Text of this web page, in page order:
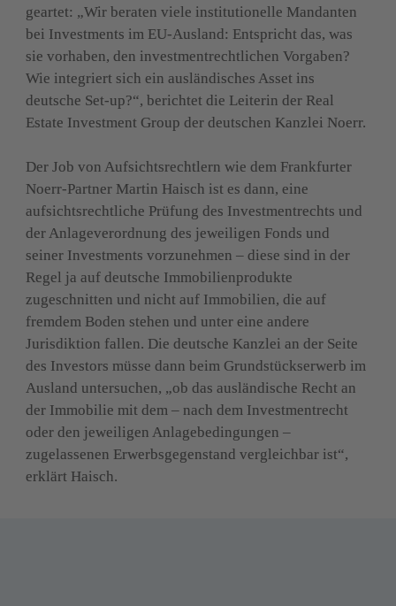
geartet: „Wir beraten viele institutionelle Mandanten
bei Investments im EU-Ausland: Entspricht das, was
sie vorhaben, den investmentrechtlichen Vorgaben?
Wie integriert sich ein ausländisches Asset ins
deutsche Set-up?“, berichtet die Leiterin der Real
Estate Investment Group der deutschen Kanzlei Noerr.
Der Job von Aufsichtsrechtlern wie dem Frankfurter
Noerr-Partner Martin Haisch ist es dann, eine
aufsichtsrechtliche Prüfung des Investmentrechts und
der Anlageverordnung des jeweiligen Fonds und
seiner Investments vorzunehmen – diese sind in der
Regel ja auf deutsche Immobilienprodukte
zugeschnitten und nicht auf Immobilien, die auf
fremdem Boden stehen und unter eine andere
Jurisdiktion fallen. Die deutsche Kanzlei an der Seite
des Investors müsse dann beim Grundstückserwerb im
Ausland untersuchen, „ob das ausländische Recht an
der Immobilie mit dem – nach dem Investmentrecht
oder den jeweiligen Anlagebedingungen –
zugelassenen Erwerbsgegenstand vergleichbar ist“,
erklärt Haisch.